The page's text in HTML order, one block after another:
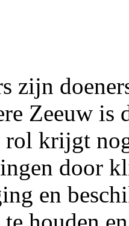
zijn
Zeeuw is
rol krijgt
door
en